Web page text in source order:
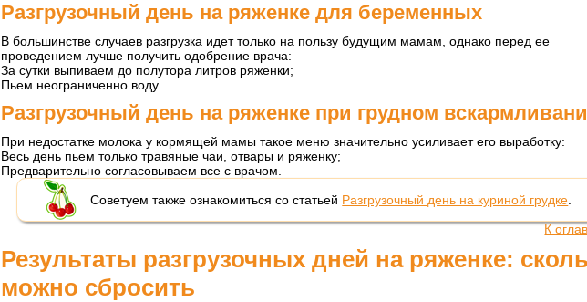
Разгрузочный день на ряженке для беременных
В большинстве случаев разгрузка идет только на пользу будущим мамам, однако перед ее
проведением лучше получить одобрение врача:
За сутки выпиваем до полутора литров ряженки;
Пьем неограниченно воду.
Разгрузочный день на ряженке при грудном
При недостатке молока у кормящей мамы такое меню значительно усиливает его выработку:
Весь день пьем только травяные чаи, отвары и ряженку;
Предварительно согласовываем все с врачом.
Советуем также ознакомиться со статьей Разгрузочный день на куриной грудке
К
Результаты разгрузочных дней на ряженке:
можно сбросить